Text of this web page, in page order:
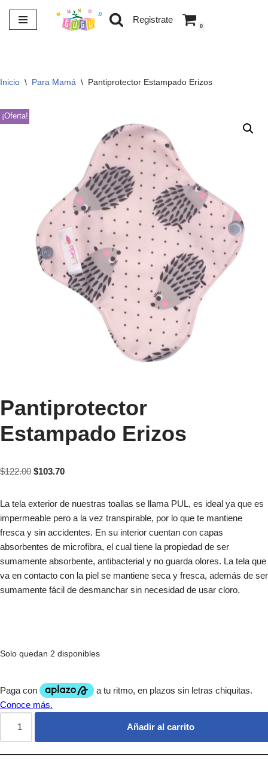
Saltar
Registrate
0
Inicio \ Para Mamá \ Pantiprotector Estampado Erizos
¡Oferta!
Pantiprotector
Estampado Erizos
$122.00 $103.70
La tela exterior de nuestras toallas se llama PUL, es ideal ya que es
impermeable pero a la vez transpirable, por lo que te mantiene
fresca y sin accidentes. En su interior cuentan con capas
absorbentes de microfibra, el cual tiene la propiedad de ser
sumamente absorbente, antibacterial y no guarda olores. La tela que
va en contacto con la piel se mantiene seca y fresca, además de ser
sumamente fácil de desmanchar sin necesidad de usar cloro.
Solo quedan 2 disponibles
Añadir al carrito